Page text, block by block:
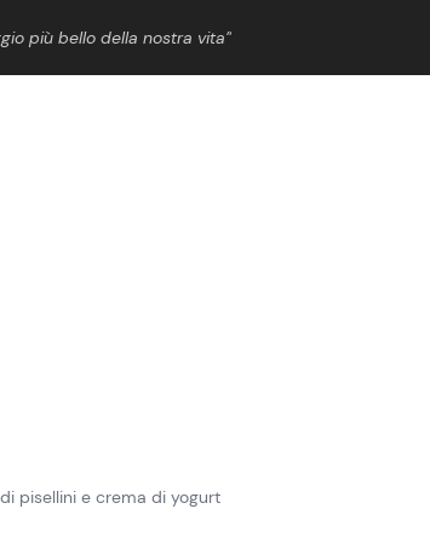
più bello della nostra vita”
pisellini e crema di yogurt